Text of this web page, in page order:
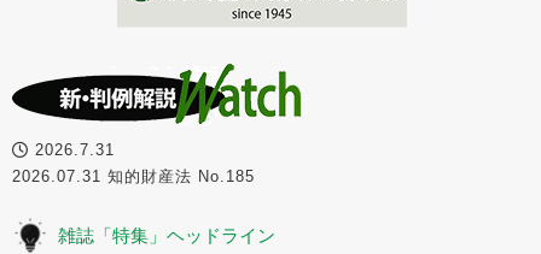
2026.7.31
2026.07.31 知的財産法 No.185
雑誌「特集」ヘッドライン